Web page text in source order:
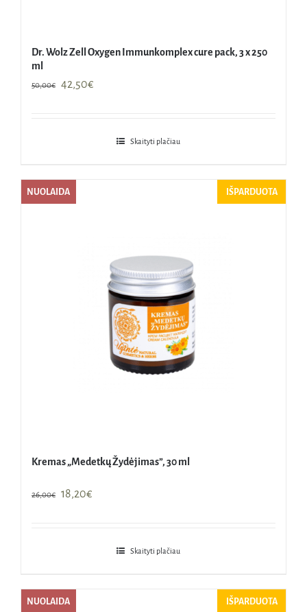
Dr. Wolz Zell Oxygen Immunkomplex cure pack, 3 x 250
ml
50,00€
Original
42,50€Current
42,50€.
Skaityti plačiau
NUOLAIDA IŠPARDUOTA
Kremas „Medetkų Žydėjimas”, 30 ml
26,00€
Original
18,20€Current
18,20€.
Skaityti plačiau
NUOLAIDA IŠPARDUOTA